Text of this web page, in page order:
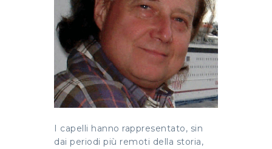
I capelli hanno rappresentato, sin
dai periodi più remoti della storia,